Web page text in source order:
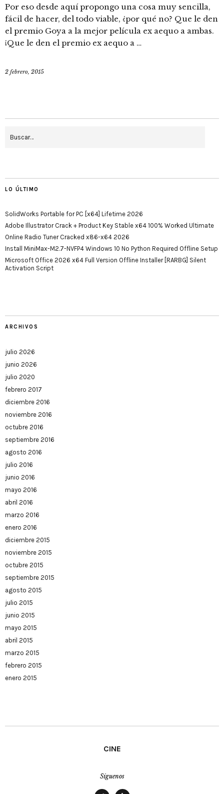
Por eso desde aquí propongo una cosa muy sencilla,
fácil de hacer, del todo viable, ¿por qué no? Que le den
el premio Goya a la mejor película ex aequo a ambas.
¡Que le den el premio ex aequo a …
2 febrero, 2015
LO ÚLTIMO
SolidWorks Portable for PC [x64] Lifetime 2026
Adobe Illustrator Crack + Product Key Stable x64 100% Worked Ultimate
Online Radio Tuner Cracked x86-x64 2026
Install MiniMax-M2.7-NVFP4 Windows 10 No Python Required Offline Setup
Microsoft Office 2026 x64 Full Version Offline Installer [RARBG] Silent
Activation Script
ARCHIVOS
julio 2026
junio 2026
julio 2020
febrero 2017
diciembre 2016
noviembre 2016
octubre 2016
septiembre 2016
agosto 2016
julio 2016
junio 2016
mayo 2016
abril 2016
marzo 2016
enero 2016
diciembre 2015
noviembre 2015
octubre 2015
septiembre 2015
agosto 2015
julio 2015
junio 2015
mayo 2015
abril 2015
marzo 2015
febrero 2015
enero 2015
CINE
Síguenos